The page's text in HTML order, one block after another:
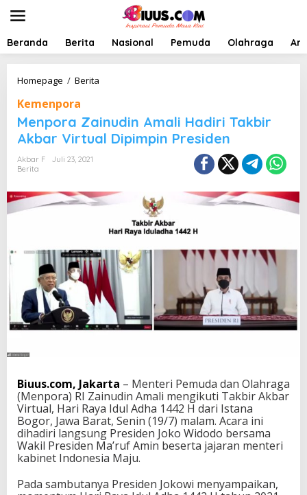
t
Beranda Berita Nasional Pemuda Olahraga
Homepage / Berita
p
o
r
i
n
n
A
m
a
l
H
i
T
a
k
b
i
r
k
Kemenpora
Menpora Zainudin Amali Hadiri Takbir
Akbar Virtual Dipimpin Presiden
Akbar F
Juli 23, 2021
Berita
Biuus.com, Jakarta – Menteri Pemuda dan Olahraga
(Menpora) RI Zainudin Amali mengikuti Takbir Akbar
Virtual, Hari Raya Idul Adha 1442 H dari Istana
Bogor, Jawa Barat, Senin (19/7) malam. Acara ini
dihadiri langsung Presiden Joko Widodo bersama
Wakil Presiden Ma’ruf Amin beserta jajaran menteri
kabinet Indonesia Maju.
Pada sambutanya Presiden Jokowi menyampaikan,